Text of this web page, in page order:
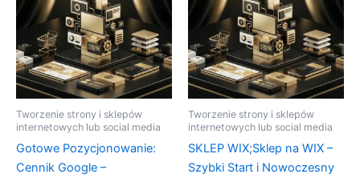
Tworzenie strony i sklepów
internetowych lub social media
Gotowe Pozycjonowanie:
Cennik Google –
Tworzenie strony i sklepów
internetowych lub social media
SKLEP WIX;Sklep na WIX –
Szybki Start i Nowoczesny